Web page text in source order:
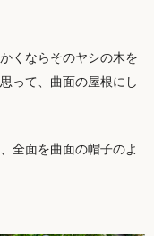
くならそのヤシの木を
って、曲面の屋根にし
全面を曲面の帽子のよ